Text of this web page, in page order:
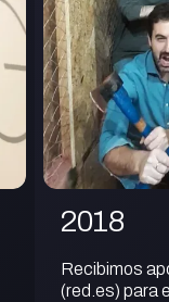
2018
Recibimos
(red.es) para